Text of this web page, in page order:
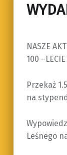
NASZE
100
Przekaż
na
Leśnego